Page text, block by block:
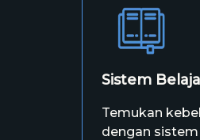
Sistem
Temukan
dengan